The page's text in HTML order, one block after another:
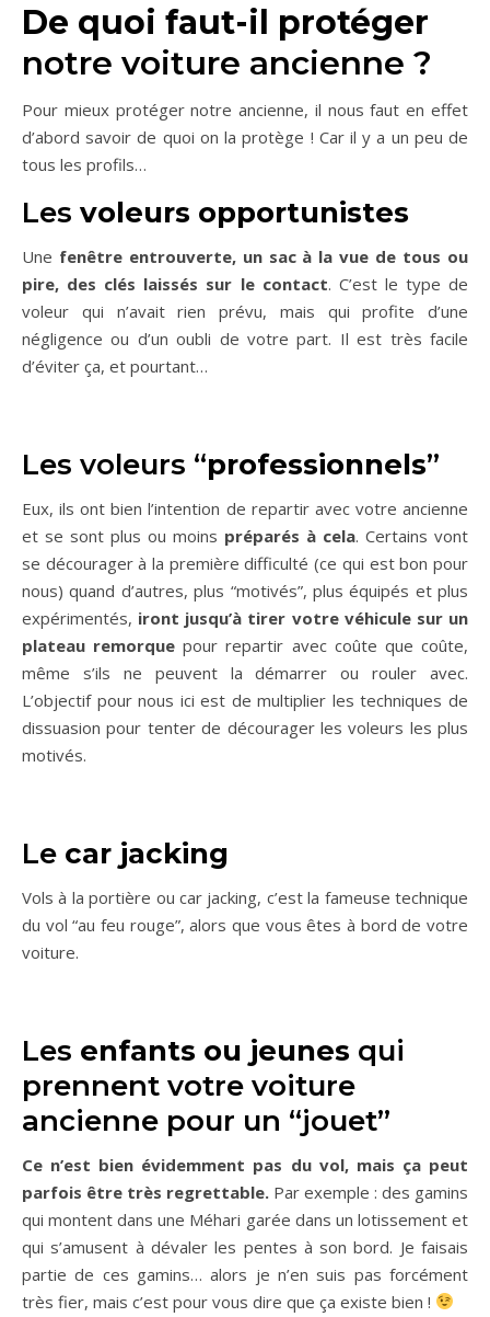
De quoi faut-il protéger
notre voiture ancienne ?
Pour mieux protéger notre ancienne, il nous faut en effet
d’abord savoir de quoi on la protège ! Car il y a un peu de
tous les profils…
Les voleurs opportunistes
Une fenêtre entrouverte, un sac à la vue de tous ou
pire, des clés laissés sur le contact. C’est le type de
voleur qui n’avait rien prévu, mais qui profite d’une
négligence ou d’un oubli de votre part. Il est très facile
d’éviter ça, et pourtant…
Les voleurs “professionnels”
Eux, ils ont bien l’intention de repartir avec votre ancienne
et se sont plus ou moins préparés à cela. Certains vont
se décourager à la première difficulté (ce qui est bon pour
nous) quand d’autres, plus “motivés”, plus équipés et plus
expérimentés, iront jusqu’à tirer votre véhicule sur un
plateau remorque pour repartir avec coûte que coûte,
même s’ils ne peuvent la démarrer ou rouler avec.
L’objectif pour nous ici est de multiplier les techniques de
dissuasion pour tenter de décourager les voleurs les plus
motivés.
Le car jacking
Vols à la portière ou car jacking, c’est la fameuse technique
du vol “au feu rouge”, alors que vous êtes à bord de votre
voiture.
Les enfants ou jeunes qui
prennent votre voiture
ancienne pour un “jouet”
Ce n’est bien évidemment pas du vol, mais ça peut
parfois être très regrettable. Par exemple : des gamins
qui montent dans une Méhari garée dans un lotissement et
qui s’amusent à dévaler les pentes à son bord. Je faisais
partie de ces gamins… alors je n’en suis pas forcément
très fier, mais c’est pour vous dire que ça existe bien !